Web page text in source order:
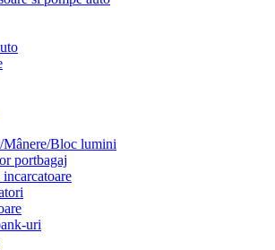
Mânere/Bloc lumini
portbagaj
uri